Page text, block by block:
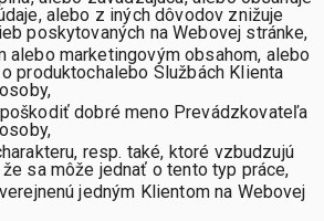
alebo z iných dôvodov znižuje
poskytovaných na Webovej stránke,
alebo marketingovým obsahom, alebo
produktochalebo Službách Klienta
dobré meno Prevádzkovateľa
resp. také, ktoré vzbudzujú
sa môže jednať o tento typ práce,
jedným Klientom na Webovej